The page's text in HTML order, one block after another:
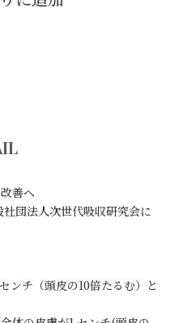
善へ
団法人次世代吸収研究会に
ンチ（頭皮の10倍たるむ）と